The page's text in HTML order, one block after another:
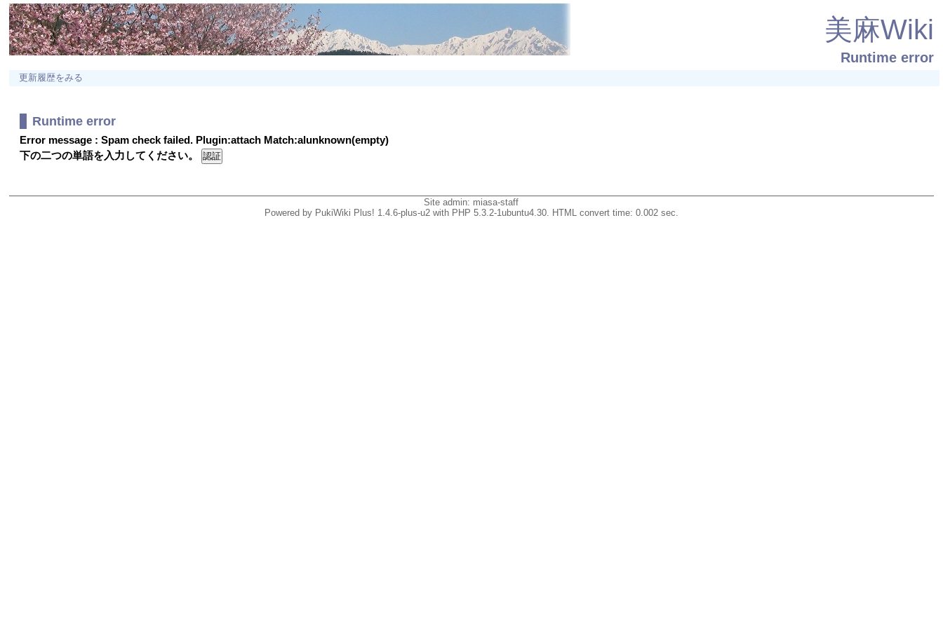
美麻Wiki
Runtime error
更新履歴をみる
Runtime error
Error message : Spam check failed. Plugin:attach Match:alunknown(empty)
下の二つの単語を入力してください。
Site admin: miasa-staff
Powered by PukiWiki Plus! 1.4.6-plus-u2 with PHP 5.3.2-1ubuntu4.30. HTML convert time: 0.002 sec.